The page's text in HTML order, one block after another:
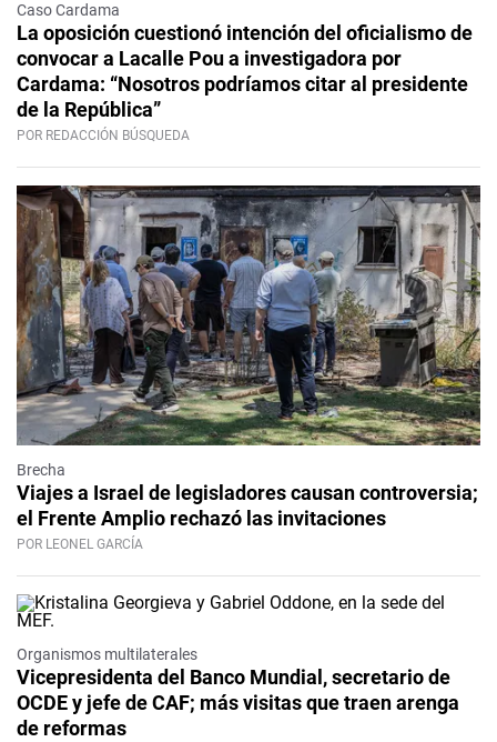
Caso Cardama
La oposición cuestionó intención del oficialismo de
convocar a Lacalle Pou a investigadora por
Cardama: “Nosotros podríamos citar al presidente
de la República”
POR REDACCIÓN BÚSQUEDA
Brecha
Viajes a Israel de legisladores causan controversia;
el Frente Amplio rechazó las invitaciones
POR LEONEL GARCÍA
Organismos multilaterales
Vicepresidenta del Banco Mundial, secretario de
OCDE y jefe de CAF; más visitas que traen arenga
de reformas